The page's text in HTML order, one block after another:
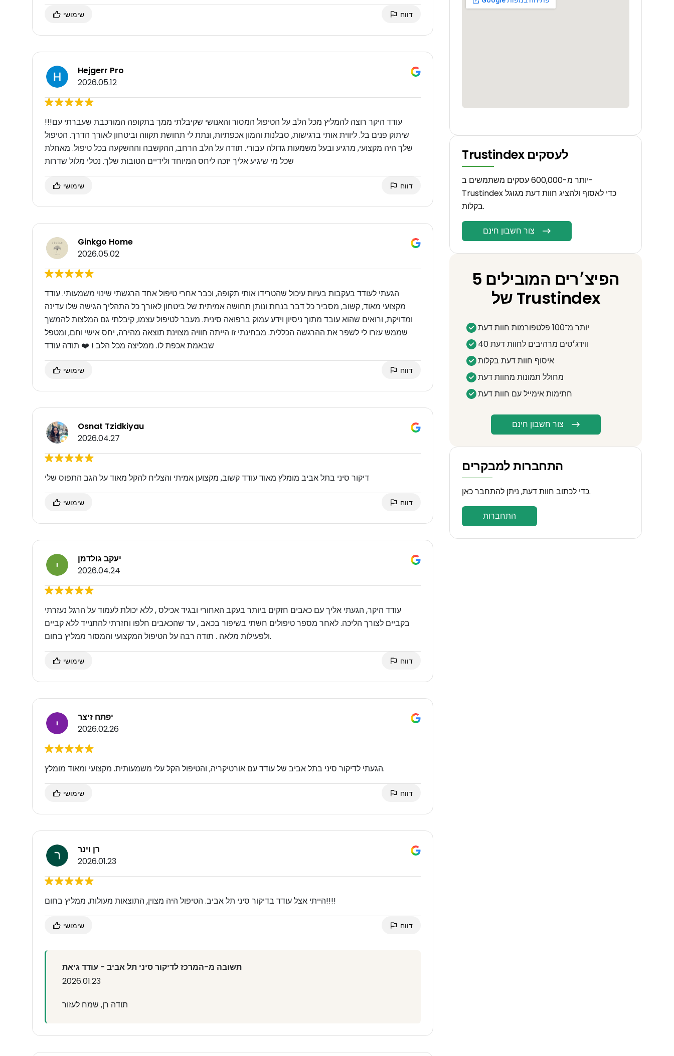
שימושי דווח
Hejgerr Pro
2026.05.12
!!!עודד היקר רוצה להמליץ מכל הלב על הטיפול המסור והאנושי שקיבלתי ממך בתקופה המורכבת שעברתי עם
שיתוק פנים בל. ליווית אותי ברגישות, סבלנות והמון אכפתיות, ונתת לי תחושת תקווה וביטחון לאורך הדרך. הטיפול
שלך היה מקצועי, מרגיע ובעל משמעות גדולה עבורי. תודה על הלב הרחב, ההקשבה וההשקעה בכל טיפול. מאחלת
שכל מי שיגיע אליך יזכה ליחס המיוחד ולידיים הטובות שלך. נטלי מלול שדרות
שימושי דווח
Ginkgo Home
2026.05.02
הגעתי לעודד בעקבות בעיות עיכול שהטרידו אותי תקופה, וכבר אחרי טיפול אחד הרגשתי שינוי משמעותי. עודד
מקצועי מאוד, קשוב, מסביר כל דבר בנחת ונותן תחושה אמיתית של ביטחון לאורך כל התהליך הגישה שלו עדינה
ומדויקת, ורואים שהוא עובד מתוך ניסיון וידע עמוק ברפואה סינית. מעבר לטיפול עצמו, קיבלתי גם המלצות להמשך
שממש עזרו לי לשפר את ההרגשה הכללית. מבחינתי זו הייתה חוויה מצוינת תוצאה מהירה, יחס אישי וחם, ומטפל
שבאמת אכפת לו. ממליצה מכל הלב ! ❤️ תודה עודד
שימושי דווח
Osnat Tzidkiyau
2026.04.27
דיקור סיני בתל אביב מומלץ מאוד עודד קשוב, מקצוען אמיתי והצליח להקל מאוד על הגב התפוס שלי
שימושי דווח
יעקב גולדמן
2026.04.24
עודד היקר, הגעתי אליך עם כאבים חזקים ביותר בעקב האחורי ובגיד אכילס , ללא יכולת לעמוד על הרגל נעזרתי
בקביים לצורך הליכה. לאחר מספר טיפולים חשתי בשיפור בכאב , עד שהכאבים חלפו וחזרתי להתנייד ללא קביים
ולפעילות מלאה . תודה רבה על הטיפול המקצועי והמסור ממליץ בחום.
שימושי דווח
יפתח זיצר
2026.02.26
הגעתי לדיקור סיני בתל אביב של עודד עם אורטיקריה, והטיפול הקל עלי משמעותית. מקצועי ומאוד מומלץ.
שימושי דווח
רן וינר
2026.01.23
הייתי אצל עודד בדיקור סיני תל אביב. הטיפול היה מצוין, התוצאות מעולות, ממליץ בחום!!!!
שימושי דווח
תשובה מ-המרכז לדיקור סיני תל אביב - עודד גיאת
2026.01.23
תודה רן, שמח לעזור
Trustindex לעסקים
יותר מ-600,000 עסקים משתמשים ב-
Trustindex כדי לאסוף ולהציג חוות דעת מגוגל
בקלות.
צור חשבון חינם
5 הפיצ׳רים המובילים
של Trustindex
יותר מ־100 פלטפורמות חוות דעת
40 ווידג׳טים מרהיבים לחוות דעת
איסוף חוות דעת בקלות
מחולל תמונות מחוות דעת
חתימות אימייל עם חוות דעת
צור חשבון חינם
התחברות למבקרים
כדי לכתוב חוות דעת, ניתן להתחבר כאן.
התחברות